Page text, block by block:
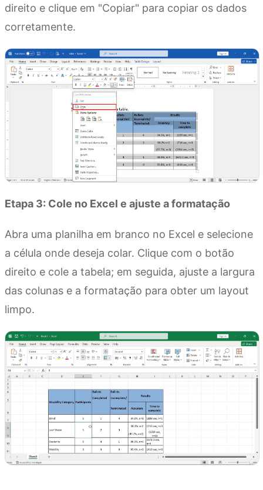
direito e clique em "Copiar" para copiar os dados
corretamente.
Etapa 3: Cole no Excel e ajuste a formatação
Abra uma planilha em branco no Excel e selecione
a célula onde deseja colar. Clique com o botão
direito e cole a tabela; em seguida, ajuste a largura
das colunas e a formatação para obter um layout
limpo.